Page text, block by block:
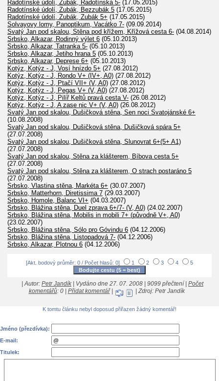
Radotínské údolí, Zubák, Radotínská 5- (17.05.2015)
Radotínské údolí, Zubák, Bezzubák 5 (17.05.2015)
Radotínské údolí, Zubák, Zubák 5+ (17.05.2015)
Solvayovy lomy, Panoptikum, Vacátko 7- (09.09.2014)
Svatý Jan pod skalou, Stěna pod křížem, Křížová cesta 6- (04.08.2014)
Srbsko, Alkazar, Rodinný výlet 6 (05.10.2013)
Srbsko, Alkazar, Tatranka 5- (05.10.2013)
Srbsko, Alkazar, Jetiho hrana 5 (05.10.2013)
Srbsko, Alkazar, Deprese 6+ (05.10.2013)
Kotýz, Kotýz - J, Vosí hnízdo 5+ (27.08.2012)
Kotýz, Kotýz - J, Rondo V+ (IV+, A0) (27.08.2012)
Kotýz, Kotýz - J, Ptačí VII+ (V, A0) (27.08.2012)
Kotýz, Kotýz - J, Pegas V+ (V, A0) (27.08.2012)
Kotýz, Kotýz - J, Pilíř Keltů pravá cesta V- (26.08.2012)
Kotýz, Kotýz - J, A zase nic V+ (V, A0) (26.08.2012)
Svatý Jan pod skalou, Dušičková stěna, Sen noci Svatojánské 6+
(10.08.2008)
Svatý Jan pod skalou, Dušičková stěna, Dušičková spára 5+
(27.07.2008)
Svatý Jan pod skalou, Dušičková stěna, Slunovrat 6+(5+ A1)
(27.07.2008)
Svatý Jan pod skalou, Stěna za klášterem, Bíbova cesta 5+
(27.07.2008)
Svatý Jan pod skalou, Stěna za klášterem, O strach postaráno 5
(27.07.2008)
Srbsko, Vlastina stěna, Markéta 6+ (30.07.2007)
Srbsko, Matterhorn, Diretissima 7 (29.03.2007)
Srbsko, Homole, Balanc VI+ (04.03.2007)
Srbsko, Blážina stěna, Duel zprava 6+/7- (V, A0) (24.02.2007)
Srbsko, Blážina stěna, Mobilis in mobili 7+ (původně V+, A0)
(23.02.2007)
Srbsko, Blážina stěna, Sólo pro Góvindu 6 (04.12.2006)
Srbsko, Blážina stěna, Listopadová 7- (04.12.2006)
Srbsko, Alkazar, Plotnou 6 (04.12.2006)
[Akt. bodový průměr: 0 / Počet hlasů: 0] 1 2 3 4 5
| Autor: Petr Jandík | Vydáno dne 27. 07. 2008 | 9099 přečtení | Počet
komentářů: 0 | Přidat komentář| | Zdroj: Petr Jandík
K tomtu článku nebyl doposud přiřazen žádný komentář!
Jméno (přezdívka):
E-mail:
Titulek: